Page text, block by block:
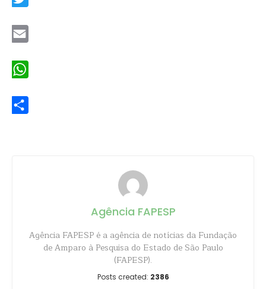
Agência FAPESP
Agência FAPESP é a agência de notícias da Fundação
de Amparo à Pesquisa do Estado de São Paulo
(FAPESP).
Posts created: 2386